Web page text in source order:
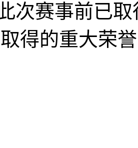
次赛事前已
得的重大荣